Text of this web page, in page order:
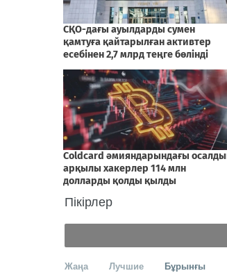
Пікірлер
Жаңа Лучшие Бұрынғы